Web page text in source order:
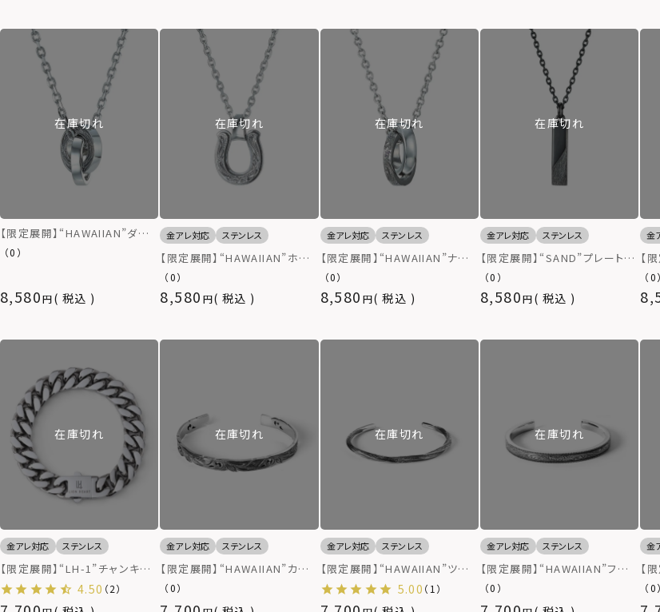
在庫切れ
【限定展開】“HAWAIIAN”ダブ
ルリングネックレス/サージカル
（0）
8,580 税込
在庫切れ
金アレ対応 ステンレス
【限定展開】“HAWAIIAN”ホー
スシューネックレス/サージカル
応）
（0）
8,580 税込
在庫切れ
金アレ対応 ステンレス
【限定展開】“HAWAIIAN”ナチ
ュラルダブルリングネックレス/
ルギー対応）
（0）
8,580 税込
在庫切れ
金アレ対応 ステンレス
【限定展開】“SAND”プレートネ
ックレス（ブラック）/サージカル
応）
（0）
8,580 税込
金
【
ト
（0）
在庫切れ
金アレ対応 ステンレス
【限定展開】“LH-1”チャンキー
チェーンブレスレット（type B）/
ステンレススティール
4.50 （2）
在庫切れ
金アレ対応 ステンレス
【限定展開】“HAWAIIAN”カット
アウトバングル/サージカルステ
（0）
在庫切れ
金アレ対応 ステンレス
【限定展開】“HAWAIIAN”ツイ
ストバングル/サージカルステン
レス（金属アレルギー対応）
5.00 （1）
在庫切れ
金アレ対応 ステンレス
【限定展開】“HAWAIIAN”フレ
ームバングル/サージカルステン
（0）
金
【
ー
（0）